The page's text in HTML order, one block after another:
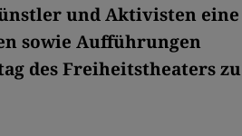
und Aktivisten eine
sowie Aufführungen
des Freiheitstheaters zu